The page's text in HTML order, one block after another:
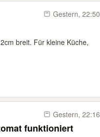
Gestern, 22:50
breit. Für kleine Küche,
Gestern, 22:16
funktioniert